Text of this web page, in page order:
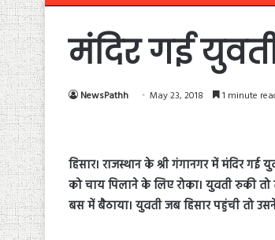
मंदिर गई
NewsPathh May 23, 2018 1 minute
हिसार। राजस्थान के श्री गंगानगर में मंदिर
को चाय पिलाने के लिए रोका। युवती रुकी
बस में बैठाया। युवती जब हिसार पहुंची तो